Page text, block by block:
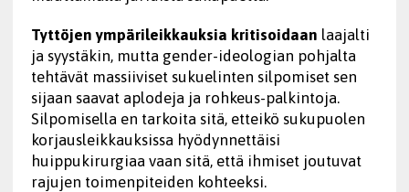
Tyttöjen ympärileikkauksia kritisoidaan laajalti
ja syystäkin, mutta gender-ideologian pohjalta
tehtävät massiiviset sukuelinten silpomiset sen
sijaan saavat aplodeja ja rohkeus-palkintoja.
Silpomisella en tarkoita sitä, etteikö sukupuolen
korjausleikkauksissa hyödynnettäisi
huippukirurgiaa vaan sitä, että ihmiset joutuvat
rajujen toimenpiteiden kohteeksi.